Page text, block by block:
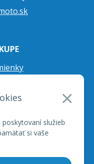
služieb
si vaše